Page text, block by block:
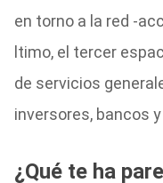
en torno a la red -
ltimo, el tercer
de servicios
inversores, bancos
¿Qué te ha